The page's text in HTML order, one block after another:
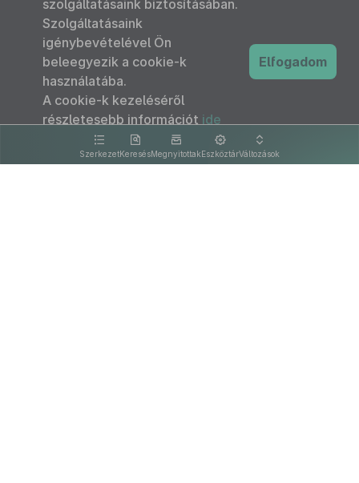
SzerkezetKeresésMegnyitottakEszköztárVáltozások
szolgáltatásaink biztosításában.
Szolgáltatásaink
igénybevételével Ön
beleegyezik a cookie-k
használatába.
A cookie-k kezeléséről
részletesebb információt ide
kattintva olvashat.
Elfogadom